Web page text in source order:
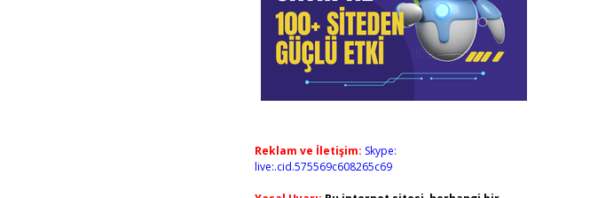
Reklam ve İletişim: Skype:
live:.cid.575569c608265c69